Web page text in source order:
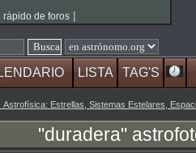
rápido de foros |
LISTA TAG'S
· Astrofísica: Estrellas, Sistemas Estelares,
"duradera"